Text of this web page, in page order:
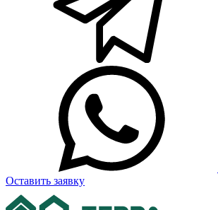
Оставить заявку